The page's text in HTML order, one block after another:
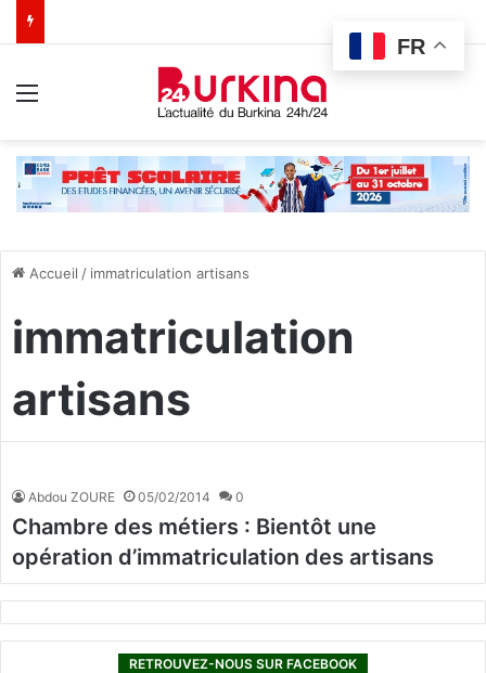
Accueil / immatriculation artisans
immatriculation
artisans
Abdou ZOURE 05/02/2014 0
Chambre des métiers : Bientôt une
opération d’immatriculation des artisans
RETROUVEZ-NOUS SUR FACEBOOK
FR